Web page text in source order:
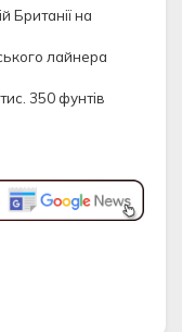
Британії на
лайнера
350 фунтів